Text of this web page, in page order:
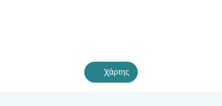
Χάρτης